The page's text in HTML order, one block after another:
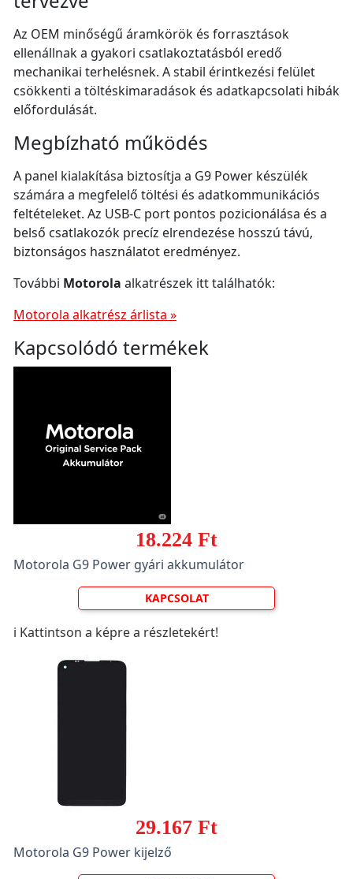
Az OEM minőségű áramkörök és forrasztások
ellenállnak a gyakori csatlakoztatásból eredő
mechanikai terhelésnek. A stabil érintkezési felület
csökkenti a töltéskimaradások és adatkapcsolati hibák
előfordulását.
Megbízható működés
A panel kialakítása biztosítja a G9 Power készülék
számára a megfelelő töltési és adatkommunikációs
feltételeket. Az USB-C port pontos pozicionálása és a
belső csatlakozók precíz elrendezése hosszú távú,
biztonságos használatot eredményez.
További Motorola alkatrészek itt találhatók:
Motorola alkatrész árlista »
Kapcsolódó termékek
18.224 Ft
Motorola G9 Power gyári akkumulátor
KAPCSOLAT
ℹ️ Kattintson a képre a részletekért!
29.167 Ft
Motorola G9 Power kijelző